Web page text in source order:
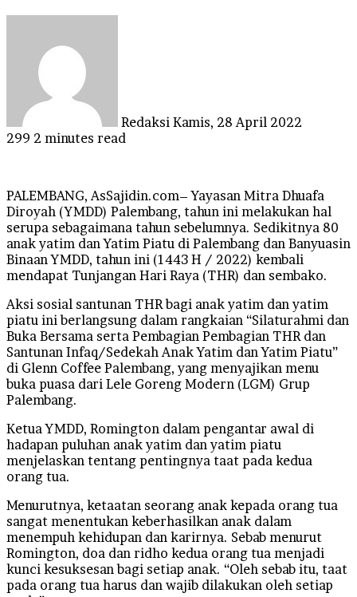
Redaksi Kamis, 28 April 2022
299 2 minutes read
PALEMBANG, AsSajidin.com– Yayasan Mitra Dhuafa
Diroyah (YMDD) Palembang, tahun ini melakukan hal
serupa sebagaimana tahun sebelumnya. Sedikitnya 80
anak yatim dan Yatim Piatu di Palembang dan Banyuasin
Binaan YMDD, tahun ini (1443 H / 2022) kembali
mendapat Tunjangan Hari Raya (THR) dan sembako.
Aksi sosial santunan THR bagi anak yatim dan yatim
piatu ini berlangsung dalam rangkaian “Silaturahmi dan
Buka Bersama serta Pembagian Pembagian THR dan
Santunan Infaq/Sedekah Anak Yatim dan Yatim Piatu”
di Glenn Coffee Palembang, yang menyajikan menu
buka puasa dari Lele Goreng Modern (LGM) Grup
Palembang.
Ketua YMDD, Romington dalam pengantar awal di
hadapan puluhan anak yatim dan yatim piatu
menjelaskan tentang pentingnya taat pada kedua
orang tua.
Menurutnya, ketaatan seorang anak kepada orang tua
sangat menentukan keberhasilkan anak dalam
menempuh kehidupan dan karirnya. Sebab menurut
Romington, doa dan ridho kedua orang tua menjadi
kunci kesuksesan bagi setiap anak. “Oleh sebab itu, taat
pada orang tua harus dan wajib dilakukan oleh setiap